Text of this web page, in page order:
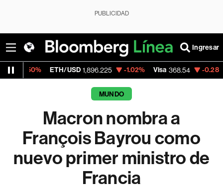
PUBLICIDAD
Ingresar
ETH/USD 1,896.225 -1.02% Visa 368.54 -0.28%
MUNDO
Macron nombra a
François Bayrou como
nuevo primer ministro de
Francia